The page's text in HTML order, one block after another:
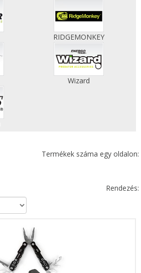
RIDGEMONKEY
Wizard
Termékek száma egy oldalon:
Rendezés: